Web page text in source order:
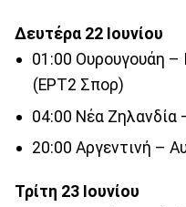
Δευτέρα 22 Ιουνίου
01:00 Ουρουγουάη
(ΕΡΤ2 Σπορ)
04:00 Νέα Ζηλανδία
20:00 Αργεντινή –
Τρίτη 23 Ιουνίου